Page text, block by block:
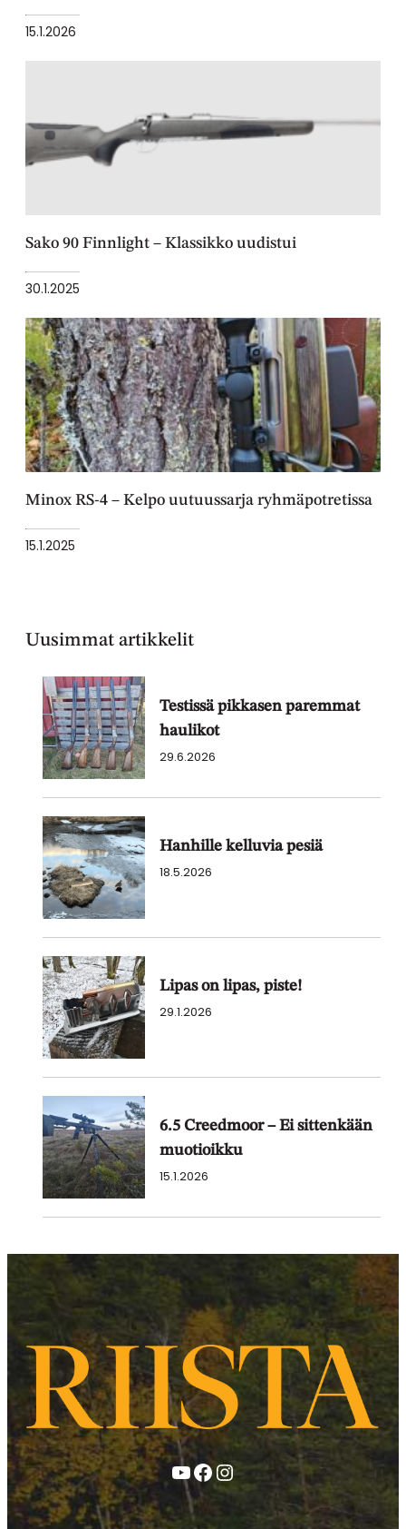
15.1.2026
Sako 90 Finnlight – Klassikko uudistui
30.1.2025
Minox RS-4 – Kelpo uutuussarja ryhmäpotretissa
15.1.2025
Uusimmat artikkelit
Testissä pikkasen paremmat
haulikot
29.6.2026
Hanhille kelluvia pesiä
18.5.2026
Lipas on lipas, piste!
29.1.2026
6.5 Creedmoor – Ei sittenkään
muotioikku
15.1.2026
YouTube
Facebook
Instagram